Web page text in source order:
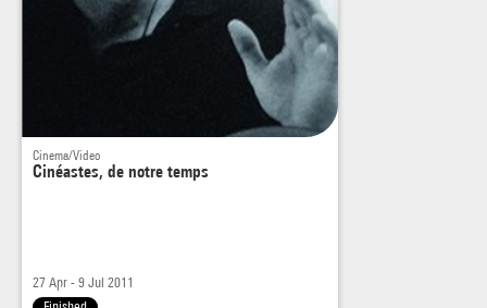
Cinema/Video
Cinéastes, de notre temps
27 Apr - 9 Jul 2011